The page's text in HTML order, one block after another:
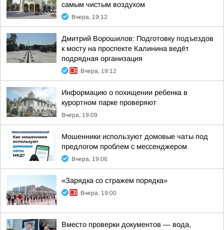
самым чистым воздухом
Вчера, 19:12
Дмитрий Ворошилов: Подготовку подъездов
к мосту на проспекте Калинина ведёт
подрядная организация
Вчера, 19:12
Информацию о похищении ребенка в
курортном парке проверяют
Вчера, 19:09
Мошенники используют домовые чаты под
предлогом проблем с мессенджером
Вчера, 19:06
«Зарядка со стражем порядка»
Вчера, 19:00
Вместо проверки документов — вода,